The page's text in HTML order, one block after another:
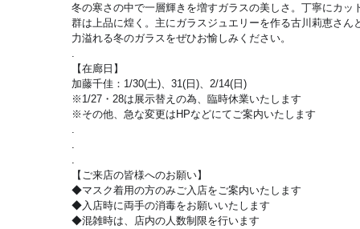
冬の寒さの中で一層輝きを増すガラスの美しさ。丁寧にカ
群は上品に煌く。主にガラスジュエリーを作る古川莉恵さ
力溢れる冬のガラスをぜひお愉しみください。
.
【在廊日】
加藤千佳：1/30(土)、31(日)、2/14(日)
※1/27・28は展示替えの為、臨時休業いたします
※その他、急な変更はHPなどにてご案内いたします
.
.
.
【ご来店の皆様へのお願い】
◆マスク着用の方のみご入店をご案内いたします
◆入店時に両手の消毒をお願いいたします
◆混雑時は、店内の人数制限を行います